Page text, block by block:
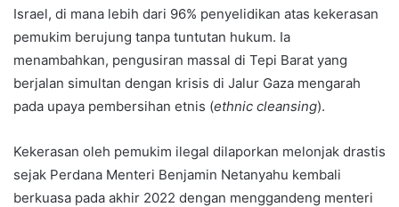
Israel, di mana lebih dari 96% penyelidikan atas kekerasan
pemukim berujung tanpa tuntutan hukum. Ia
menambahkan, pengusiran massal di Tepi Barat yang
berjalan simultan dengan krisis di Jalur Gaza mengarah
pada upaya pembersihan etnis (ethnic cleansing).
Kekerasan oleh pemukim ilegal dilaporkan melonjak drastis
sejak Perdana Menteri Benjamin Netanyahu kembali
berkuasa pada akhir 2022 dengan menggandeng menteri